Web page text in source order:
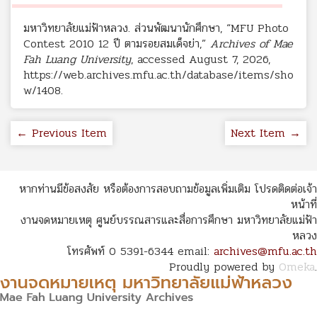
มหาวิทยาลัยแม่ฟ้าหลวง. ส่วนพัฒนานักศึกษา, “MFU Photo
Contest 2010 12 ปี ตามรอยสมเด็จย่า,” Archives of Mae
Fah Luang University, accessed August 7, 2026,
https://web.archives.mfu.ac.th/database/items/sho
w/1408.
← Previous Item Next Item →
หากท่านมีข้อสงสัย หรือต้องการสอบถามข้อมูลเพิ่มเติม โปรดติดต่อเจ้า
หน้าที่
งานจดหมายเหตุ ศูนย์บรรณสารและสื่อการศึกษา มหาวิทยาลัยแม่ฟ้า
หลวง
โทรศัพท์ 0 5391-6344 email: archives@mfu.ac.th
Proudly powered by Omeka.